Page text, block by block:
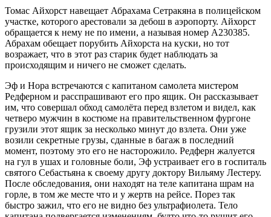
Томас Айхорст навещает Абрахама Сетракяна в полицейском
участке, которого арестовали за дебош в аэропорту. Айхорст
обращается к нему не по имени, а называя номер А230385.
Абрахам обещает порубить Айхорста на куски, но тот
возражает, что в этот раз старик будет наблюдать за
происходящим и ничего не сможет сделать.
Эф и Нора встречаются с капитаном самолета мистером
Редферном и расспрашивают его про ящик. Он рассказывает
им, что совершал обход самолёта перед взлетом и видел, как
четверо мужчин в костюме на правительственном фургоне
грузили этот ящик за несколько минут до взлета. Они уже
возили секретные грузы, сданные в багаж в последний
момент, поэтому это его не насторожило. Редферн жалуется
на гул в ушах и головные боли, Эф устраивает его в госпиталь
святого Себастьяна к своему другу доктору Вильяму Лестеру.
После обследования, они находят на теле капитана шрам на
горле, в том же месте что и у жертв на рейсе. Порез так
быстро зажил, что его не видно без ультрафиолета. Тело